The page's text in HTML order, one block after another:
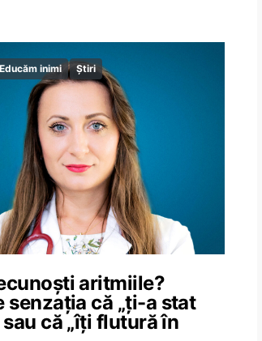
inimi Știri
aritmiile?
senzația că „ți-a stat
sau că „îți flutură în